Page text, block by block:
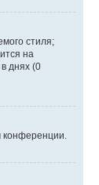
стиля;
на
днях (0